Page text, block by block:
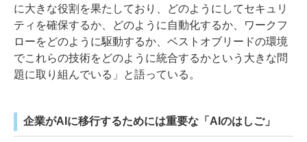
に大きな役割を果たしており、どのようにしてセキュリ
ティを確保するか、どのように自動化するか、ワークフ
ローをどのように駆動するか、ベストオブリードの環境
でこれらの技術をどのように統合するかという大きな問
題に取り組んでいる」と語っている。
企業がAIに移行するためには重要な「AIのはしご」